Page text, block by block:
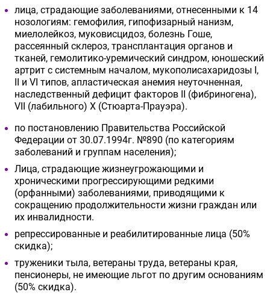
лица, страдающие заболеваниями, отнесенными к 14
нозологиям: гемофилия, гипофизарный нанизм,
миелолейкоз, муковисцидоз, болезнь Гоше,
рассеянный склероз, трансплантация органов и
тканей, гемолитико-уремический синдром, юношеский
артрит с системным началом, мукополисахаридозы I,
II и VI типов, апластическая анемия неуточненная,
наследственный дефицит факторов II (фибриногена),
VII (лабильного) X (Стюарта-Прауэра).
по постановлению Правительства Российской
Федерации от 30.07.1994г. №890 (по категориям
заболеваний и группам населения);
Лица, страдающие жизнеугрожающими и
хроническими прогрессирующими редкими
(орфанными) заболеваниями, приводящими к
сокращению продолжительности жизни граждан или
их инвалидности.
репрессированные и реабилитированные лица (50%
скидка);
труженики тыла, ветераны труда, ветераны края,
пенсионеры, не имеющие льгот по другим основаниям
(50% скидка).